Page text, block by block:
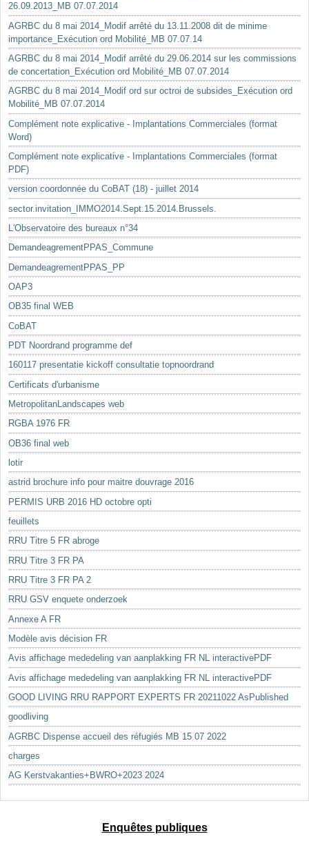
26.09.2013_MB 07.07.2014
AGRBC du 8 mai 2014_Modif arrêté du 13.11.2008 dit de minime
importance_Exécution ord Mobilité_MB 07.07.14
AGRBC du 8 mai 2014_Modif arrêté du 29.06.2014 sur les commissions
de concertation_Exécution ord Mobilité_MB 07.07.2014
AGRBC du 8 mai 2014_Modif ord sur octroi de subsides_Exécution ord
Mobilité_MB 07.07.2014
Complément note explicative - Implantations Commerciales (format
Word)
Complément note explicative - Implantations Commerciales (format
PDF)
version coordonnée du CoBAT (18) - juillet 2014
sector.invitation_IMMO2014.Sept.15.2014.Brussels.
L'Observatoire des bureaux n°34
DemandeagrementPPAS_Commune
DemandeagrementPPAS_PP
OAP3
OB35 final WEB
CoBAT
PDT Noordrand programme def
160117 presentatie kickoff consultatie topnoordrand
Certificats d'urbanisme
MetropolitanLandscapes web
RGBA 1976 FR
OB36 final web
lotir
astrid brochure info pour maitre douvrage 2016
PERMIS URB 2016 HD octobre opti
feuillets
RRU Titre 5 FR abroge
RRU Titre 3 FR PA
RRU Titre 3 FR PA 2
RRU GSV enquete onderzoek
Annexe A FR
Modèle avis décision FR
Avis affichage mededeling van aanplakking FR NL interactivePDF
Avis affichage mededeling van aanplakking FR NL interactivePDF
GOOD LIVING RRU RAPPORT EXPERTS FR 20211022 AsPublished
goodliving
AGRBC Dispense accueil des réfugiés MB 15 07 2022
charges
AG Kerstvakanties+BWRO+2023 2024
Enquêtes publiques